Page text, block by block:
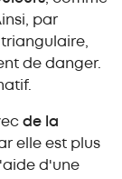
par
de danger.
de la
elle est plus
d'une